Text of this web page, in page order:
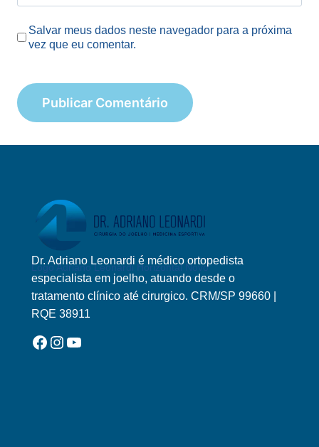
Salvar meus dados neste navegador para a próxima
vez que eu comentar.
Logo Adriano Leonardi Horizontal Novo
Dr. Adriano Leonardi é médico ortopedista
especialista em joelho, atuando desde o
tratamento clínico até cirurgico. CRM/SP 99660 |
RQE 38911
Facebook
Instagram
YouTube